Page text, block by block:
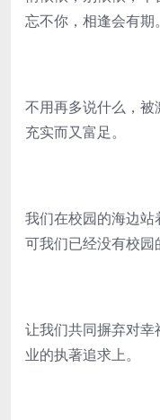
忘不你，相逢会有期。
不用再多说什么，被
充实而又富足。
我们在校园的海边站
可我们已经没有校园
让我们共同摒弃对
业的执著追求上。